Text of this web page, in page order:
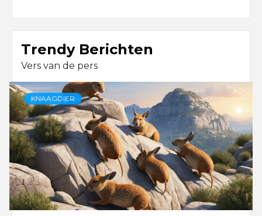
Trendy Berichten
Vers van de pers
KNAAGDIER